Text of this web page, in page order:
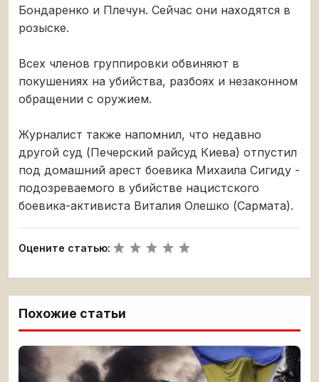
Бондаренко и Плечун. Сейчас они находятся в
розыске.
Всех членов группировки обвиняют в
покушениях на убийства, разбоях и незаконном
обращении с оружием.
Журналист также напомнил, что недавно
другой суд (Печерский райсуд Киева) отпустил
под домашний арест боевика Михаила Сигиду -
подозреваемого в убийстве нацистского
боевика-активиста Виталия Олешко (Сармата).
Оцените статью:
Похожие статьи